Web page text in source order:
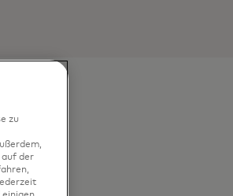
zu
auf der